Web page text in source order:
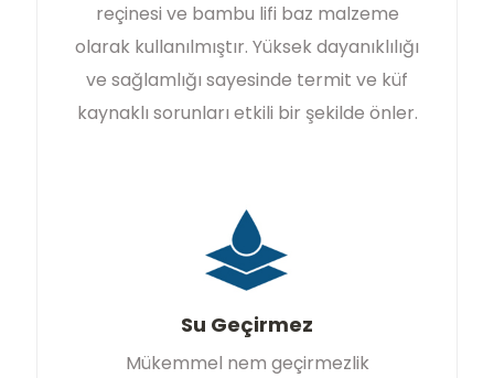
reçinesi ve bambu lifi baz malzeme
olarak kullanılmıştır. Yüksek dayanıklılığı
ve sağlamlığı sayesinde termit ve küf
kaynaklı sorunları etkili bir şekilde önler.
Su Geçirmez
Mükemmel nem geçirmezlik